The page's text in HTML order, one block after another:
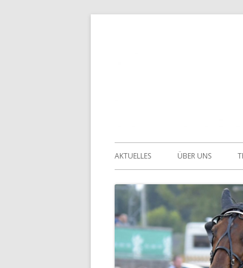
Primäres
Menü
AKTUELLES ÜBER UNS